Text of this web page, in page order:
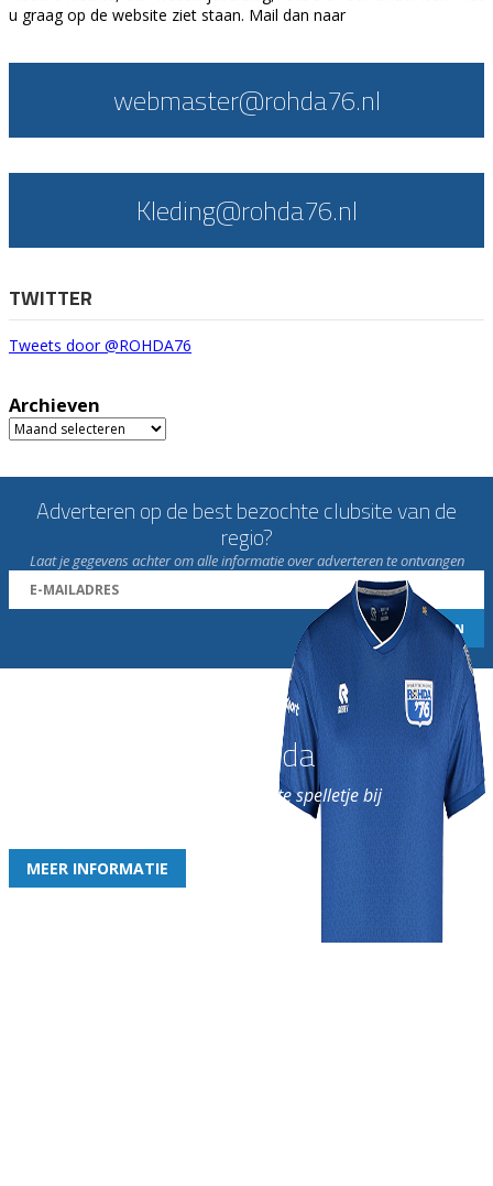
u graag op de website ziet staan. Mail dan naar
webmaster@rohda76.nl
Kleding@rohda76.nl
TWITTER
Tweets door @ROHDA76
Archieven
Archieven
Adverteren op de best bezochte clubsite van de
regio?
Laat je gegevens achter om alle informatie over adverteren te ontvangen
Word nu lid van Rohda
en geniet iedere week van het leukste spelletje bij
MEER INFORMATIE